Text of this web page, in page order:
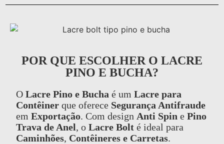
POR QUE ESCOLHER O LACRE
PINO E BUCHA?
O Lacre Pino e Bucha é um Lacre para
Contêiner que oferece Segurança Antifraude
em Exportação. Com design Anti Spin e Pino
Trava de Anel, o Lacre Bolt é ideal para
Caminhões, Contêineres e Carretas.